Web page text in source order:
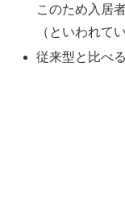
このため入居
（といわれて
従来型と比べ